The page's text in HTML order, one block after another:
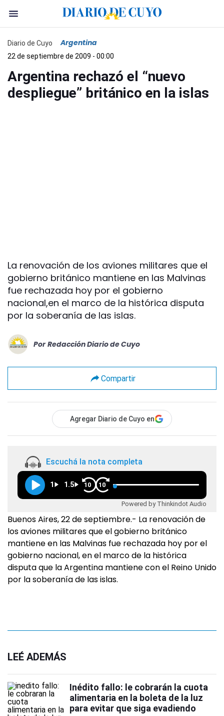
Diario de Cuyo Argentina
22 de septiembre de 2009 - 00:00
Argentina rechazó el “nuevo
despliegue” británico en la islas
La renovación de los aviones militares que el
gobierno británico mantiene en las Malvinas
fue rechazada hoy por el gobierno
nacional,en el marco de la histórica disputa
por la soberanía de las islas.
Por Redacción Diario de Cuyo
Compartir
Agregar Diario de Cuyo en
Escuchá la nota completa
1 1.5 10 10
Powered by Thinkindot Audio
Buenos Aires, 22 de septiembre.- La renovación de
los aviones militares que el gobierno británico
mantiene en las Malvinas fue rechazada hoy por el
gobierno nacional, en el marco de la histórica
disputa que la Argentina mantiene con el Reino Unido
por la soberanía de las islas.
LEÉ ADEMÁS
Inédito fallo: le cobrarán la cuota
alimentaria en la boleta de la luz
para evitar que siga evadiendo